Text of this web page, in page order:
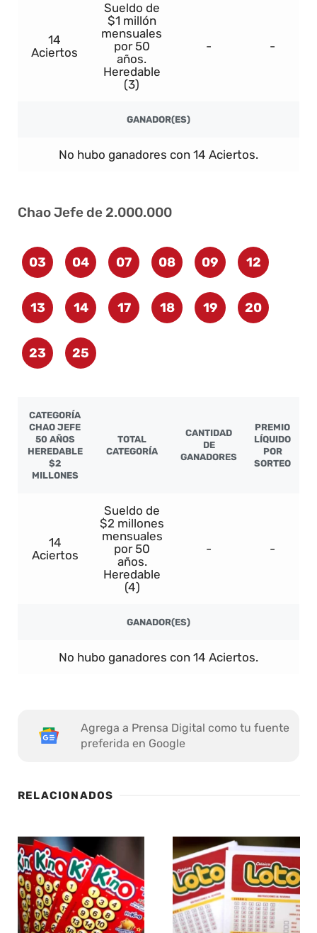
14
Aciertos
Sueldo de
$1 millón
mensuales
por 50
años.
Heredable
(3)
- -
GANADOR(ES)
No hubo ganadores con 14 Aciertos.
Chao Jefe de 2.000.000
03 04 07 08 09 12
13 14 17 18 19 20
23 25
CATEGORÍA
CHAO JEFE
50 AÑOS
HEREDABLE
$2
MILLONES
TOTAL
CATEGORÍA
CANTIDAD
DE
GANADORES
PREMIO
LÍQUIDO
POR
SORTEO
14
Aciertos
Sueldo de
$2 millones
mensuales
por 50
años.
Heredable
(4)
- -
GANADOR(ES)
No hubo ganadores con 14 Aciertos.
Agrega a Prensa Digital como tu fuente
preferida en Google
RELACIONADOS